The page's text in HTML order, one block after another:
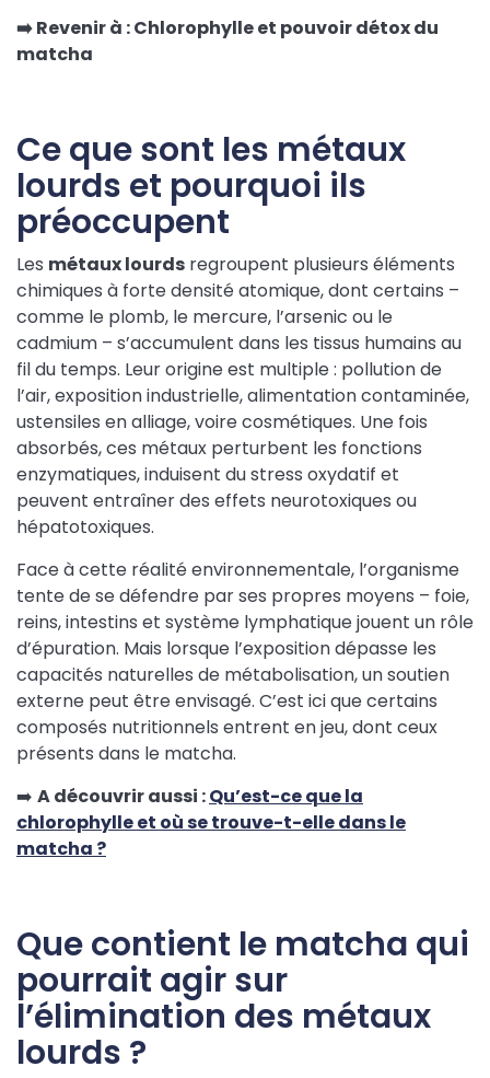
➡️Revenir à : Chlorophylle et pouvoir détox du
matcha
Ce que sont les métaux
lourds et pourquoi ils
préoccupent
Les métaux lourds regroupent plusieurs éléments
chimiques à forte densité atomique, dont certains –
comme le plomb, le mercure, l’arsenic ou le
cadmium – s’accumulent dans les tissus humains au
fil du temps. Leur origine est multiple : pollution de
l’air, exposition industrielle, alimentation contaminée,
ustensiles en alliage, voire cosmétiques. Une fois
absorbés, ces métaux perturbent les fonctions
enzymatiques, induisent du stress oxydatif et
peuvent entraîner des effets neurotoxiques ou
hépatotoxiques.
Face à cette réalité environnementale, l’organisme
tente de se défendre par ses propres moyens – foie,
reins, intestins et système lymphatique jouent un rôle
d’épuration. Mais lorsque l’exposition dépasse les
capacités naturelles de métabolisation, un soutien
externe peut être envisagé. C’est ici que certains
composés nutritionnels entrent en jeu, dont ceux
présents dans le matcha.
➡️ A découvrir aussi :Qu’est-ce que la
chlorophylle et où se trouve-t-elle dans le
matcha ?
Que contient le matcha qui
pourrait agir sur
l’élimination des métaux
lourds ?